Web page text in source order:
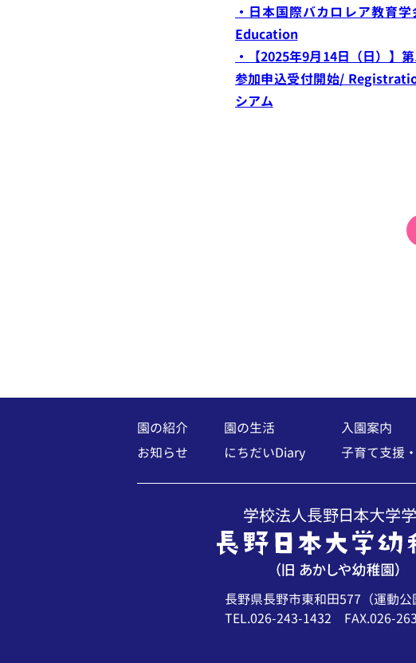
・日本国際バカロレア教育
Education
・【2025年9月14日（日）】
参加申込受付開始/
シアム
園の紹介
お知らせ
園の生活
にちだいDiary
入園案内
子育て支援
長野県長野市東和田577（運動公
TEL.026-243-1432 FAX.026-